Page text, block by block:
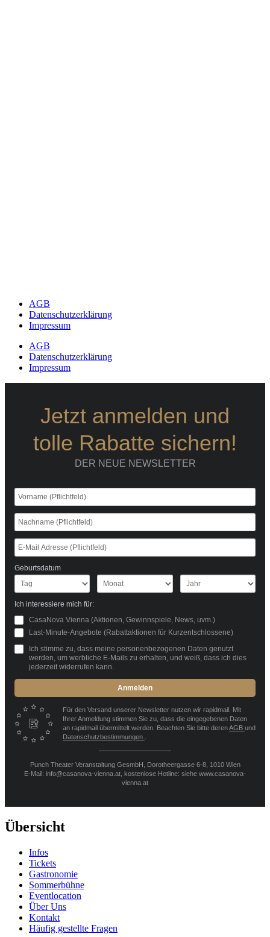
AGB
Datenschutzerklärung
Impressum
AGB
Datenschutzerklärung
Impressum
Jetzt anmelden und
tolle Rabatte sichern!
DER NEUE NEWSLETTER
Geburtsdatum
Ich interessiere mich für:
CasaNova Vienna (Aktionen, Gewinnspiele, News, uvm.)
Last-Minute-Angebote (Rabattaktionen für Kurzentschlossene)
Ich stimme zu, dass meine personenbezogenen Daten genutzt
werden, um werbliche E-Mails zu erhalten, und weiß, dass ich dies
jederzeit widerrufen kann.
Anmelden
Für den Versand unserer Newsletter nutzen wir rapidmail. Mit
Ihrer Anmeldung stimmen Sie zu, dass die eingegebenen Daten
an rapidmail übermittelt werden. Beachten Sie bitte derenAGB und
Datenschutzbestimmungen
Punch Theater Veranstaltung GesmbH, Dorotheergasse 6-8, 1010 Wien
E-Mail: info@casanova-vienna.at, kostenlose Hotline: siehe www.casanova-
vienna.at
Übersicht
Infos
Tickets
Gastronomie
Sommerbühne
Eventlocation
Über Uns
Kontakt
Häufig gestellte Fragen